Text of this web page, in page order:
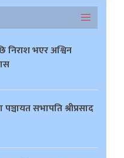
निराश भएर अश्विन
सभापति श्रीप्रसाद